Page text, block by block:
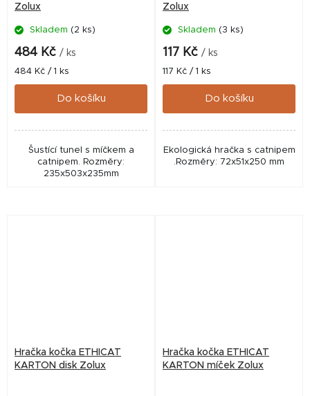
Zolux
Skladem (2 ks)
484 Kč / ks
Měrná
cena:
484 Kč / 1 ks
Do košíku
Šustící tunel s míčkem a
catnipem. Rozměry:
235x503x235mm
Zolux
Skladem (3 ks)
117 Kč / ks
Měrná
cena:
117 Kč / 1 ks
Do košíku
Ekologická hračka s catnipem
.Rozměry: 72x51x250 mm
Hračka kočka ETHICAT
KARTON disk Zolux
Hračka kočka ETHICAT
KARTON míček Zolux